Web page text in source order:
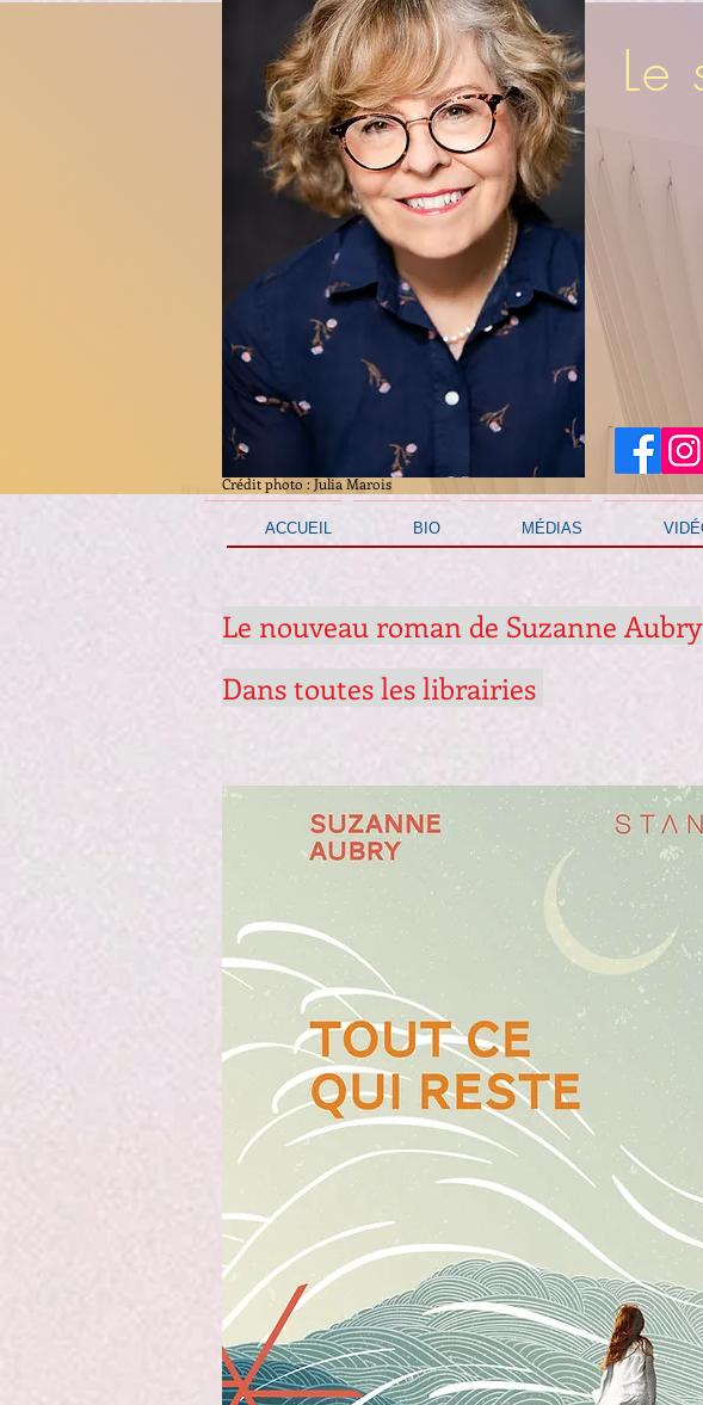
Crédit photo : Julia Marois
ACCUEIL BIO MÉDIAS
Le nouveau roman de Suzanne Aubry
Dans toutes les librairies